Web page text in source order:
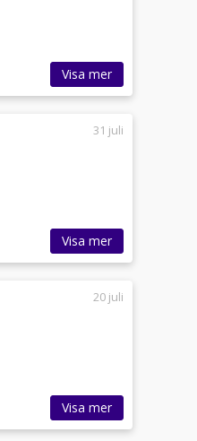
Visa mer
31 juli
Visa mer
20 juli
Visa mer